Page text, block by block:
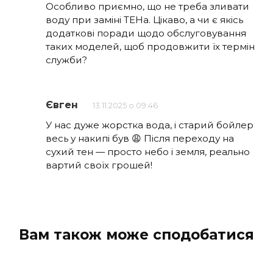
Особливо приємно, що не треба зливати
воду при заміні ТЕНа. Цікаво, а чи є якісь
додаткові поради щодо обслуговування
таких моделей, щоб продовжити їх термін
служби?
Євген 13.11.2025 о 09:46
У нас дуже жорстка вода, і старий бойлер
весь у накипі був 😩 Після переходу на
сухий тен — просто небо і земля, реально
вартий своїх грошей!
Вам також може сподобатися